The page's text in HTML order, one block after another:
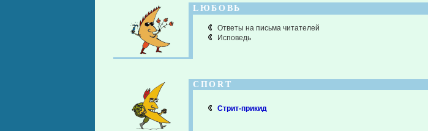
LЮБОВЬ
Ответы на письма читателей
Исповедь
СПОRТ
Стрит-прикид